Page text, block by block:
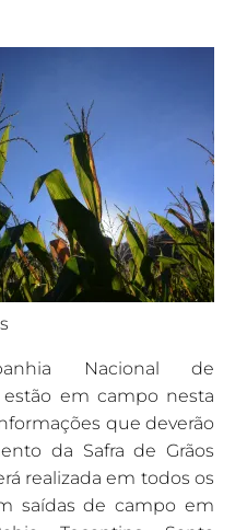
Nacional de
em campo nesta
que deverão
da Safra de Grãos
realizada em todos os
saídas de campo em